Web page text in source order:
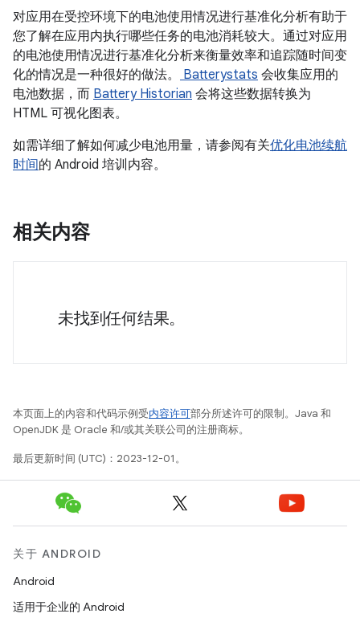
对应用在受控环境下的电池使用情况进行基准化分析有助于
您了解在应用内执行哪些任务的电池消耗较大。通过对应用
的电池使用情况进行基准化分析来衡量效率和追踪随时间变
化的情况是一种很好的做法。
Batterystats 会收集应用的
电池数据，而 Battery Historian 会将这些数据转换为
HTML 可视化图表。
如需详细了解如何减少电池用量，请参阅有关优化电池续航
时间的 Android 培训内容。
相关内容
未找到任何结果。
本页面上的内容和代码示例受内容许可部分所述许可的限制。Java 和
OpenJDK 是 Oracle 和/或其关联公司的注册商标。
最后更新时间 (UTC)：2023-12-01。
关于 ANDROID
Android
适用于企业的 Android